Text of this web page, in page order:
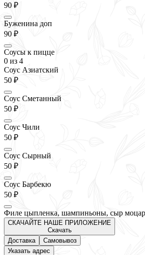
90 ₽
Буженина доп
90 ₽
Соусы к пицце
0 из 4
Соус Азиатский
50 ₽
Соус Сметанный
50 ₽
Соус Чили
50 ₽
Соус Сырный
50 ₽
Соус Барбекю
50 ₽
Филе цыпленка, шампиньоны, сыр
СКАЧАЙТЕ НАШЕ ПРИЛОЖЕНИЕ
Скачать
Доставка
Самовывоз
Указать адрес